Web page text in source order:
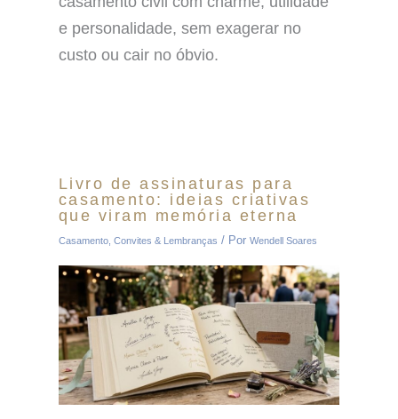
e personalidade, sem exagerar no
custo ou cair no óbvio.
Livro de assinaturas para
casamento: ideias criativas
que viram memória eterna
Casamento, Convites & Lembranças / Por Wendell Soares